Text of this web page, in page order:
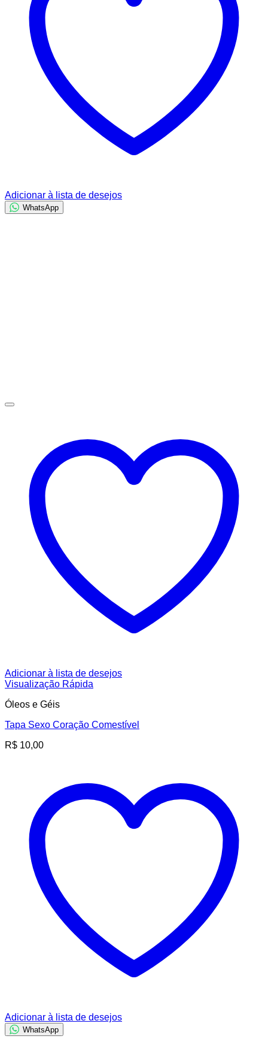
Adicionar à lista de desejos
WhatsApp
Adicionar à lista de desejos
Visualização Rápida
Óleos e Géis
Tapa Sexo Coração Comestível
R$ 10,00
Adicionar à lista de desejos
WhatsApp